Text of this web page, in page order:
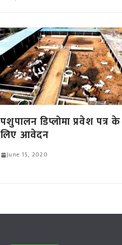
पशुपालन डिप्लोमा प्रवेश पत्र के
लिए आवेदन
June 15, 2020